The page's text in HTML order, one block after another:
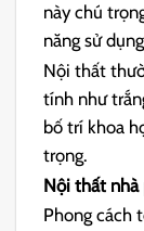
này chú
năng sử
Nội thất
tính như
bố trí khoa
trọng.
Nội thất nhà
Phong cách